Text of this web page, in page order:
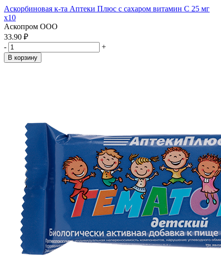
Аскорбиновая к-та Аптеки Плюс с сахаром витамин С 25 мг
x10
Аскопром ООО
33.90 ₽
-
+
В корзину